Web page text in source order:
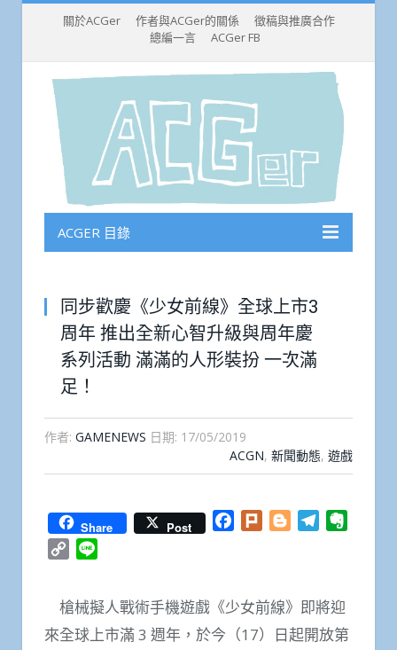
關於ACGer 作者與ACGer的關係
徵稿與推廣合作
總編一言
ACGer FB
ACGER 目錄
同步歡慶《少女前線》全球上市3
周年 推出全新心智升級與周年慶
系列活動 滿滿的人形裝扮 一次滿
足！
作者: GAMENEWS 日期: 17/05/2019
ACGN, 新聞動態, 遊戲
Share Post Facebook
Plurk BloggerTelegram
Copy
槍械擬人戰術手機遊戲《少女前線》即將迎
來全球上市滿 3 週年，於今（17）日起開放第